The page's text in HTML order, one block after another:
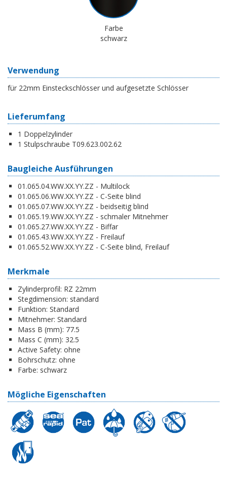
Farbe
schwarz
Verwendung
für 22mm Einsteckschlösser und aufgesetzte Schlösser
Lieferumfang
1 Doppelzylinder
1 Stulpschraube T09.623.002.62
Baugleiche Ausführungen
01.065.04.WW.XX.YY.ZZ - Multilock
01.065.06.WW.XX.YY.ZZ - C-Seite blind
01.065.07.WW.XX.YY.ZZ - beidseitig blind
01.065.19.WW.XX.YY.ZZ - schmaler Mitnehmer
01.065.27.WW.XX.YY.ZZ - Biffar
01.065.43.WW.XX.YY.ZZ - Freilauf
01.065.52.WW.XX.YY.ZZ - C-Seite blind, Freilauf
Merkmale
Zylinderprofil: RZ 22mm
Stegdimension: standard
Funktion: Standard
Mitnehmer: Standard
Mass B (mm): 77.5
Mass C (mm): 32.5
Active Safety: ohne
Bohrschutz: ohne
Farbe: schwarz
Mögliche Eigenschaften